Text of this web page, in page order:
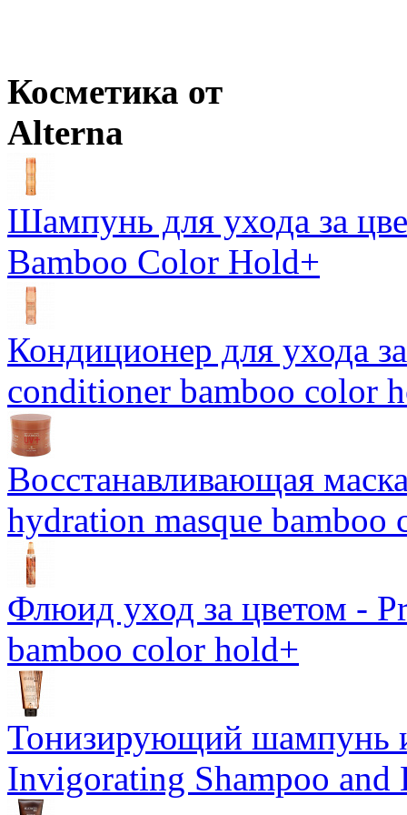
Косметика от
Alterna
Шампунь для ухода за
Bamboo Color Hold+
Кондиционер для ухода
conditioner bamboo color
Восстанавливающая
hydration masque bamboo
Флюид уход за цветом -
bamboo color hold+
Тонизирующий шампунь
Invigorating Shampoo and